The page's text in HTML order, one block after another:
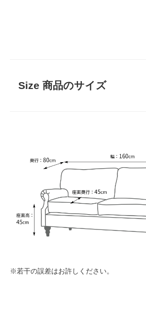
Size 商品のサイズ
※若干の誤差はお許しください。